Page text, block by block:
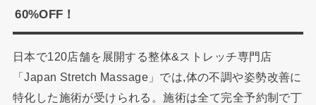
60%OFF！
日本で120店舗を展開する整体&ストレッチ専門店
「Japan Stretch Massage」では,体の不調や姿勢改善に
特化した施術が受けられる。施術は全て完全予約制で丁